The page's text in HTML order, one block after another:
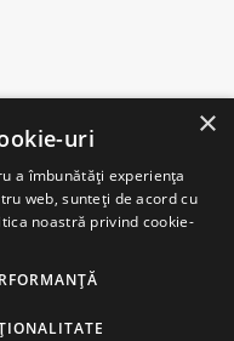
×
uri
a îmbunătăți experiența
web, sunteți de acord cu
noastră privind cookie-